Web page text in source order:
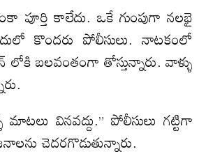
పూర్తి కాలేదు. ఒకే గుంపుగా నలభై
కొందరు పోలీసులు. నాటకంలో
బలవంతంగా తోస్తున్నారు. వాళ్ళు
మాటలు వినవద్దు.” పోలీసులు గట్టిగా
జనాలను చెదరగొడుతున్నారు.